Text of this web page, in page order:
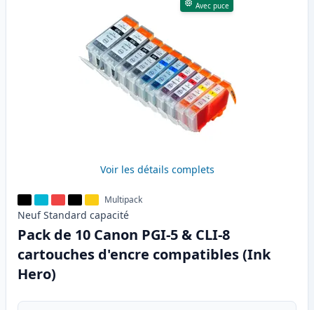
Avec puce
Voir les détails complets
Multipack
Neuf Standard capacité
Pack de 10 Canon PGI-5 & CLI-8
cartouches d'encre compatibles (Ink
Hero)